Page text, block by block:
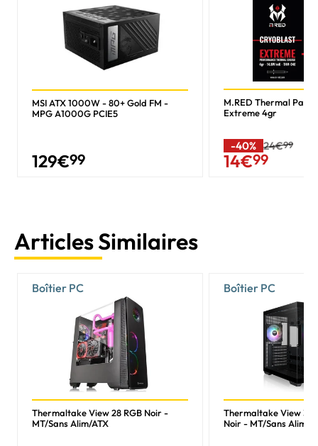
MSI ATX 1000W - 80+ Gold FM -
MPG A1000G PCIE5
129€99
M.RED Thermal Paste
Extreme 4gr
-40% 24€99
14€99
Articles Similaires
Boîtier PC
Thermaltake View 28 RGB Noir -
MT/Sans Alim/ATX
Boîtier PC
Thermaltake View
Noir - MT/Sans Alim/